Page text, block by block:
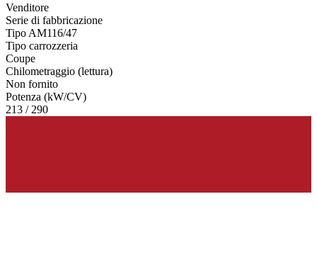
Venditore
Serie di fabbricazione
Tipo AM116/47
Tipo carrozzeria
Coupe
Chilometraggio (lettura)
Non fornito
Potenza (kW/CV)
213 / 290